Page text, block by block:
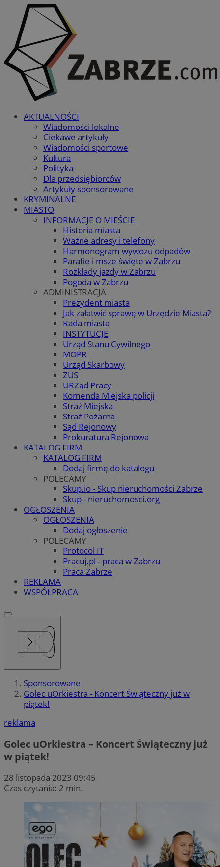
AKTUALNOŚCI
Wiadomości lokalne
Ciekawe artykuły
Wiadomości sportowe
Kultura
Polityka
Dla przedsiębiorców
Artykuły sponsorowane
KRYMINALNE
MIASTO
INFORMACJE O MIEŚCIE
Historia miasta
Ważne adresy i telefony
Harmonogram wywozu odpadów
Parafie i msze święte w Zabrzu
Rozkłady jazdy w Zabrzu
Pogoda w Zabrzu
ADMINISTRACJA
Prezydent miasta
Jak załatwić sprawę w Urzędzie Miasta?
Rada miasta
INSTYTUCJE
Urząd Stanu Cywilnego
MOPR
Urząd Skarbowy
ZUS
URZąd Pracy
Komenda Miejska policji
Straż Miejska
Straż Pożarna
Sąd Rejonowy
Prokuratura Rejonowa
KATALOG FIRM
KATALOG FIRM
Dodaj firmę do katalogu
POLECAMY
Skup.io - Skup nieruchomości Zabrze
Skup - nieruchomosci.org
OGŁOSZENIA
OGŁOSZENIA
Dodaj ogłoszenie
POLECAMY
Protocol IT
Pracuj.pl - praca w Zabrzu
Praca Zabrze
REKLAMA
WSPÓŁPRACA
Sponsorowane
Golec uOrkiestra - Koncert Świąteczny już w
piątek!
reklama
Golec uOrkiestra – Koncert Świąteczny już
w piątek!
28 listopada 2023 09:45
Czas czytania: 2 min.